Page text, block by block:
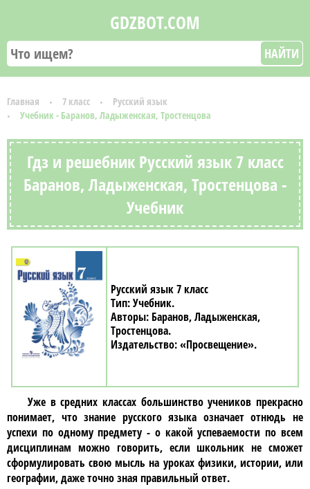
GDZBOT.COM
НАЙТИ
Главная 7 класс
Русский язык
Учебник - Баранов, Ладыженская, Тростенцова
Гдз и решебник Русский язык 7 класс
Баранов, Ладыженская, Тростенцова -
Учебник
Русский язык 7 класс
Учебник
Баранов, Ладыженская,
Тростенцова
«Просвещение»
Уже в средних классах большинство учеников прекрасно
понимает, что знание русского языка означает отнюдь не
успехи по одному предмету - о какой успеваемости по всем
дисциплинам можно говорить, если школьник не сможет
сформулировать свою мысль на уроках физики, истории, или
географии, даже точно зная правильный ответ.